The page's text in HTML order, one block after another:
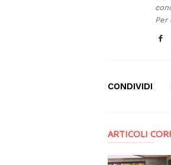
Per
CONDIVIDI
ARTICOLI